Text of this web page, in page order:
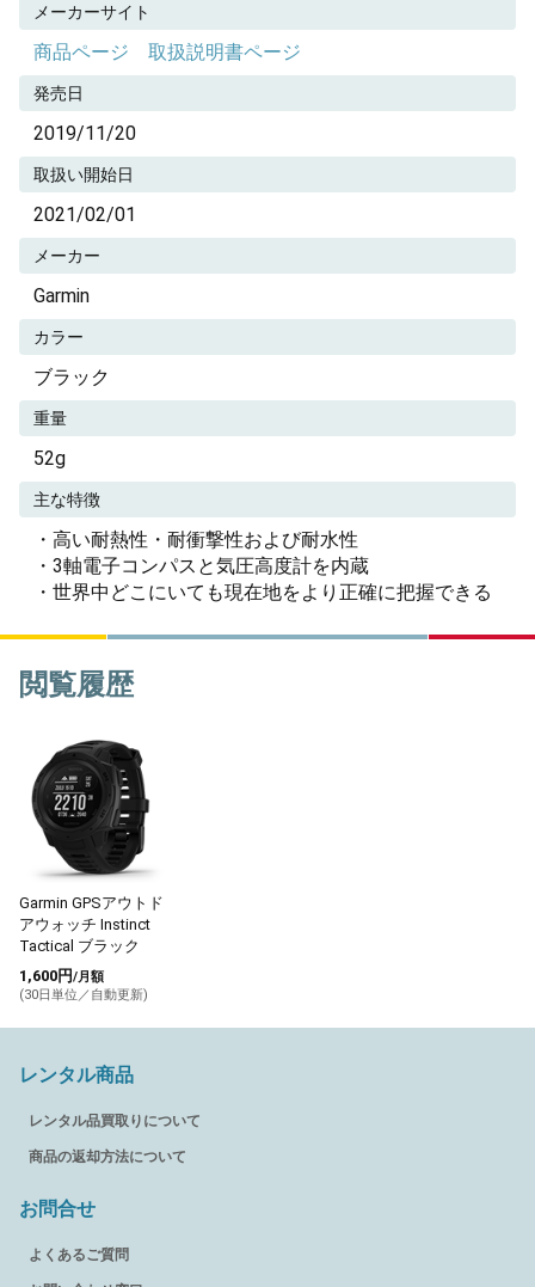
メーカーサイト
商品ページ 取扱説明書ページ
発売日
2019/11/20
取扱い開始日
2021/02/01
メーカー
Garmin
カラー
ブラック
重量
52g
主な特徴
・高い耐熱性・耐衝撃性および耐水性
・3軸電子コンパスと気圧高度計を内蔵
・世界中どこにいても現在地をより正確に把握できる
閲覧履歴
Garmin GPSアウトド
アウォッチ Instinct
Tactical ブラック
1,600円/月額
(30日単位／自動更新)
レンタル商品
レンタル品買取りについて
商品の返却方法について
お問合せ
よくあるご質問